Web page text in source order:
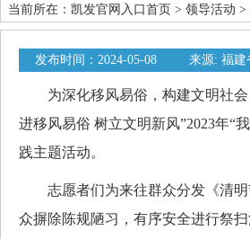
当前所在： 凯发官网入口首页 > 领导活动 >
发布时间：2024-05-08 来源: 福建
为深化移风易俗，构建文明社会
进移风易俗 树立文明新风”2023年“
践主题活动。
志愿者们为来往群众分发《清明
众摒除陈规陋习，有序安全进行祭